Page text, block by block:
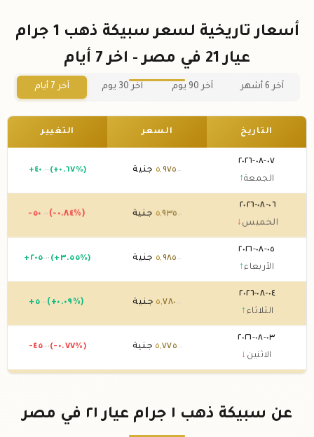
أسعار تاريخية لسعر سبيكة ذهب 1 جرام
عيار 21 في مصر - اخر 7 أيام
آخر 6 أشهر آخر 90 يوم آخر 30 يوم آخر 7 أيام
التاريخ السعر التغيير
٠٧-٠٨-٢٠٢٦
الجمعة↑
٥,٩٧٥ .٠٠ جنية +٤٠ .٠٠ (+٠.٦٧%)
٠٦-٠٨-٢٠٢٦
الخميس ↓
٥,٩٣٥ جنية -٥٠ .٠٠ (-٠.٨٤%)
٠٥-٠٨-٢٠٢٦
الأربعاء↑
٥,٩٨٥ .٠٠ جنية + ٢٠٥ .٠٠ (+٣.٥٥%)
٠٤-٠٨-٢٠٢٦
الثلاثاء ↑
٥,٧٨٠ .٠٠ جنية + ٥ .٠٠ (+٠.٠٩%)
٠٣-٠٨-٢٠٢٦
الاثنين ↓
٥,٧٧٥.٠٠ جنية -٤٥ .٠٠ (-٠.٧٧%)
عن سبيكة ذهب ١ جرام عيار ٢١ في مصر